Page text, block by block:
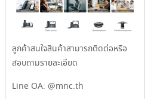
ลูกค้าสนใจสินค้าสามารถติดต่อหรือ
สอบถามรายละเอียด
Line OA: @mnc.th